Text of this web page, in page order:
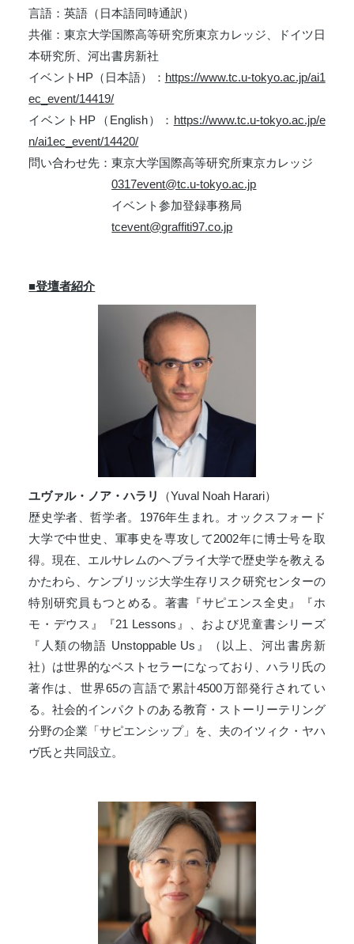
言語：英語（日本語同時通訳）
共催：東京大学国際高等研究所東京カレッジ、ドイツ日
本研究所、河出書房新社
イベントHP（日本語）： https://www.tc.u-tokyo.ac.jp/ai1
ec_event/14419/
イベントHP（English）： https://www.tc.u-tokyo.ac.jp/e
n/ai1ec_event/14420/
問い合わせ先：東京大学国際高等研究所東京カレッジ
0317event@tc.u-tokyo.ac.jp
イベント参加登録事務局
tcevent@graffiti97.co.jp
■登壇者紹介
ユヴァル・ノア・ハラリ
（Yuval Noah Harari）
歴史学者、哲学者。1976年生まれ。オックスフォード
大学で中世史、軍事史を専攻して2002年に博士号を取
得。現在、エルサレムのヘブライ大学で歴史学を教える
かたわら、ケンブリッジ大学生存リスク研究センターの
特別研究員もつとめる。著書『サピエンス全史』『ホ
モ・デウス』『21 Lessons』、および児童書シリーズ
『人類の物語 Unstoppable Us』（以上、河出書房新
社）は世界的なベストセラーになっており、ハラリ氏の
著作は、世界65の言語で累計4500万部発行されてい
る。社会的インパクトのある教育・ストーリーテリング
分野の企業「サピエンシップ」を、夫のイツィク・ヤハ
ヴ氏と共同設立。